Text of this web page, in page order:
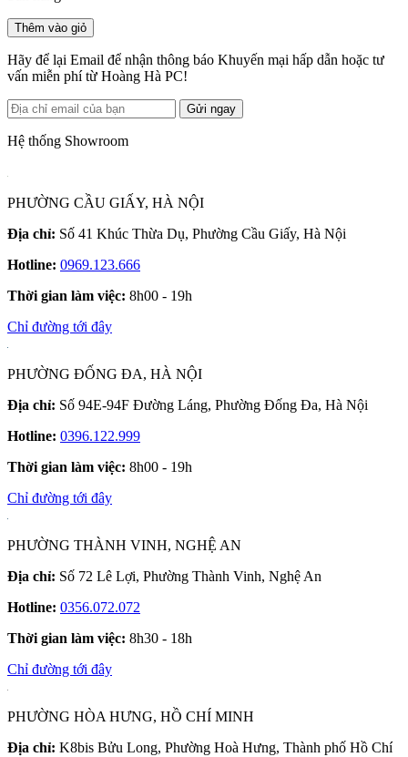
Thêm vào giỏ
Hãy để lại Email để nhận thông báo Khuyến mại hấp dẫn hoặc tư
vấn miễn phí từ Hoàng Hà PC!
Gửi ngay
Hệ thống Showroom
PHƯỜNG CẦU GIẤY, HÀ NỘI
Địa chỉ: Số 41 Khúc Thừa Dụ, Phường Cầu Giấy, Hà Nội
Hotline: 0969.123.666
Thời gian làm việc: 8h00 - 19h
Chỉ đường tới đây
PHƯỜNG ĐỐNG ĐA, HÀ NỘI
Địa chỉ: Số 94E-94F Đường Láng, Phường Đống Đa, Hà Nội
Hotline: 0396.122.999
Thời gian làm việc: 8h00 - 19h
Chỉ đường tới đây
PHƯỜNG THÀNH VINH, NGHỆ AN
Địa chỉ: Số 72 Lê Lợi, Phường Thành Vinh, Nghệ An
Hotline: 0356.072.072
Thời gian làm việc: 8h30 - 18h
Chỉ đường tới đây
PHƯỜNG HÒA HƯNG, HỒ CHÍ MINH
Địa chỉ: K8bis Bửu Long, Phường Hoà Hưng, Thành phố Hồ Chí